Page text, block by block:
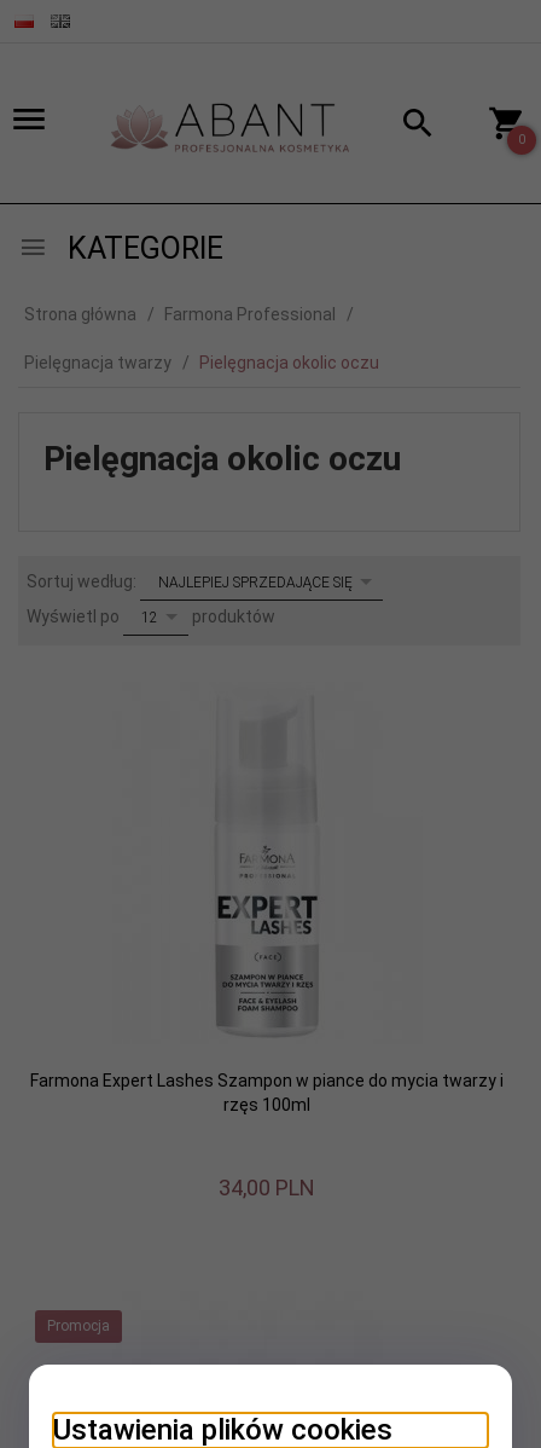
0
KATEGORIE
Strona główna Farmona Professional
Pielęgnacja twarzy Pielęgnacja okolic oczu
Pielęgnacja okolic oczu
Sortuj według: sortNAJLEPIEJ SPRZEDAJĄCE SIĘ
Wyświetl po pop12 produktów
Farmona Expert Lashes Szampon w piance do mycia twarzy i
rzęs 100ml
34,00 PLN
Promocja
Ustawienia plików cookies